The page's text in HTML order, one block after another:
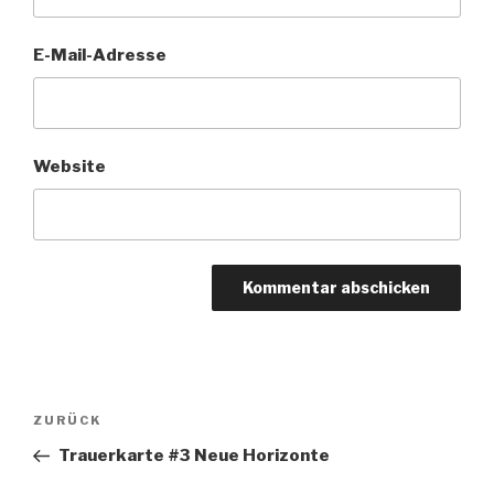
E-Mail-Adresse
Website
Beitragsnavigation
Vorheriger
Beitrag
ZURÜCK
Trauerkarte #3 Neue Horizonte